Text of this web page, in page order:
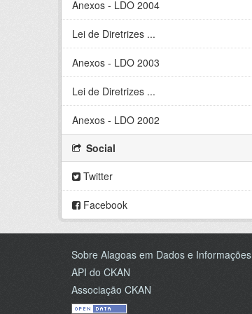
Anexos - LDO 2004
Lei de Diretrizes ...
Anexos - LDO 2003
Lei de Diretrizes ...
Anexos - LDO 2002
Social
Twitter
Facebook
Sobre Alagoas em Dados e Informações
API do CKAN
Associação CKAN